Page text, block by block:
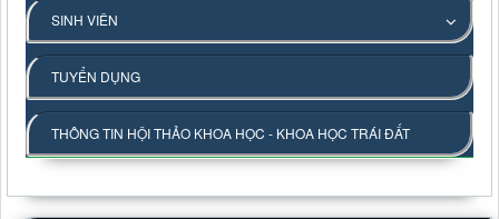
SINH VIÊN
TUYỂN DỤNG
THÔNG TIN HỘI THẢO KHOA HỌC - KHOA HỌC TRÁI ĐẤT